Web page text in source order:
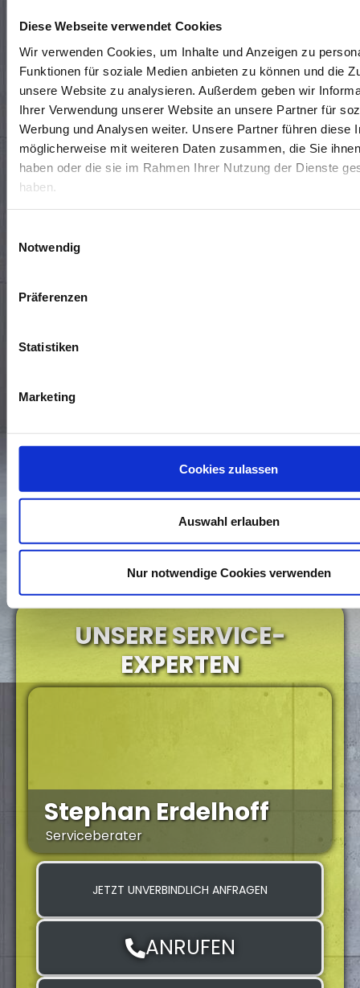
Diese Webseite verwendet Cookies
Wir verwenden Cookies, um Inhalte und Anzeigen zu
Funktionen für soziale Medien anbieten zu können und die
unsere Website zu analysieren. Außerdem geben wir
Ihrer Verwendung unserer Website an unsere Partner für
Werbung und Analysen weiter. Unsere Partner führen diese
möglicherweise mit weiteren Daten zusammen, die Sie
haben oder die sie im Rahmen Ihrer Nutzung der Dienste
haben.
Notwendig
Präferenzen
Statistiken
Marketing
Cookies zulassen
Auswahl erlauben
Nur notwendige Cookies verwenden
UNSERE SERVICE-
EXPERTEN
Stephan Erdelhoff
Serviceberater
JETZT UNVERBINDLICH ANFRAGEN
ANRUFEN
Termin vereinbaren
Allgemeine Frage
Angaben machen Sie auf freiwilliger Basis. Zur Bearbeitung
Sie uns in dem Kontaktformular zur Verfügung stellen. Wenn
Sie wissen möchten, wie wir mit Ihren personenbezogenen
Daten umgehen, können Sie dies in unsererDaten­schutz­
erklärungnachlesen.